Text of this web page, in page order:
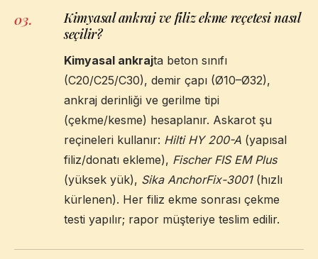
03.
Kimyasal ankraj ve filiz ekme reçetesi nasıl
seçilir?
Kimyasal ankrajta beton sınıfı
(C20/C25/C30), demir çapı (Ø10–Ø32),
ankraj derinliği ve gerilme tipi
(çekme/kesme) hesaplanır. Askarot şu
reçineleri kullanır: Hilti HY 200-A (yapısal
filiz/donatı ekleme), Fischer FIS EM Plus
(yüksek yük), Sika AnchorFix-3001(hızlı
kürlenen). Her filiz ekme sonrası çekme
testi yapılır; rapor müşteriye teslim edilir.